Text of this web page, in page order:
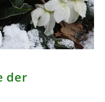
der